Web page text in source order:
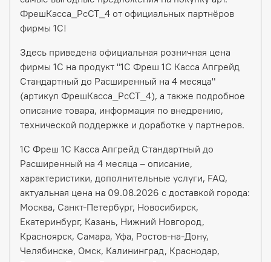
ФрешКасса_РсСТ_4 от официальных партнёров
фирмы 1С!
Здесь приведена официальная розничная цена
фирмы 1С на продукт "1С Фреш 1С Касса Апгрейд
Стандартный до Расширенный на 4 месяца"
(артикул ФрешКасса_РсСТ_4), а также подробное
описание товара, информация по внедрению,
технической поддержке и доработке у партнеров.
1С Фреш 1С Касса Апгрейд Стандартный до
Расширенный на 4 месяца – описание,
характеристики, дополнительные услуги, FAQ,
актуальная цена на 09.08.2026 с доставкой города:
Москва, Санкт-Петербург, Новосибирск,
Екатеринбург, Казань, Нижний Новгород,
Красноярск, Самара, Уфа, Ростов-на-Дону,
Челябинске, Омск, Калининград, Краснодар,